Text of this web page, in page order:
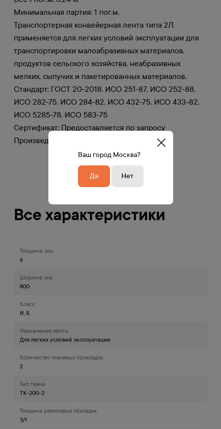
Минимальная партия: 1 пог.м.
Транспортерная конвейерная лента типа 2Л
применяется для легких условий эксплуатации для
транспортировки малоабразивных материалов,
продуктов сельского хозяйства, неабразивных
мелких, сыпучих и пакетированных материалов.
Стандарт: ГОСТ 20-2018, ИСО 251-87, ИСО 252-88,
ИСО 282-75, ИСО 284-82, ИСО 432-75, ИСО 433-82,
ИCO 5285-78, ИСО 583-75
Сертификат: Предоставляется по запросу
Произведено в Китае
Все характеристики
Толщина, мм.
6
Ширина, мм.
800
Класс
И, Б
Назначение ленты
Для легких условий эксплуатации
Количество тканевых прокладок
2
Тип ткани
ТК-200-2
Толщина резиновых обкладок
3/1
Ваш город Москва?
Да Нет